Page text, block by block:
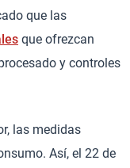
que las
que ofrezcan
y controles
las medidas
Así, el 22 de